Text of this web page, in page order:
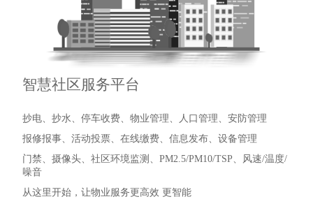
智慧社区服务平台
抄电、抄水、停车收费、物业管理、人口管理、安防管理
报修报事、活动投票、在线缴费、信息发布、设备管理
门禁、摄像头、社区环境监测、PM2.5/PM10/TSP、风速/温度/
噪音
从这里开始，让物业服务更高效 更智能